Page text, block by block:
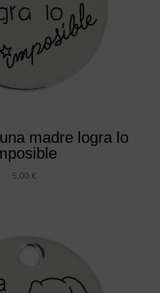
madre logra lo
5,00 €